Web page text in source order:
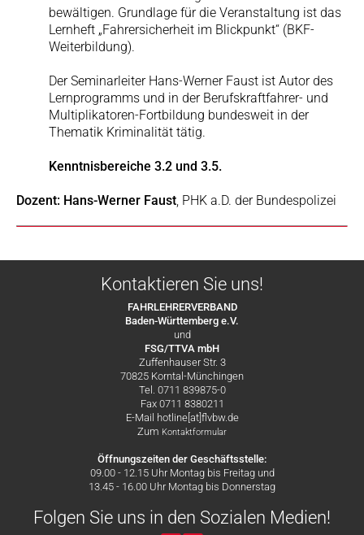
bewältigen. Grundlage für die Veranstaltung ist das
Lernheft „Fahrersicherheit im Blickpunkt“ (BKF-
Weiterbildung).
Der Seminarleiter Hans-Werner Faust ist Autor des
Lernprogramms und in der Berufskraftfahrer- und
Multiplikatoren-Fortbildung bundesweit in der
Thematik Kriminalität tätig.
Kenntnisbereiche 3.2 und 3.5.
Dozent: Hans-Werner Faust, PHK a.D. der Bundespolizei
Kontaktieren Sie uns!
FAHRLEHRERVERBAND
Baden-Württemberg e.V.
und
FSG/TTVA mbH
Zuffenhauser Str. 3
70825 Korntal-Münchingen
Tel. 0711 839875-0
Fax 0711 8380211
E-Mail hotline[at]flvbw.de
Zum Kontaktformular
Öffnungszeiten der Geschäftsstelle:
09.00 - 12.15 Uhr Montag bis Freitag und
13.45 - 16.00 Uhr Montag bis Donnerstag
Folgen Sie uns in den Sozialen Medien!